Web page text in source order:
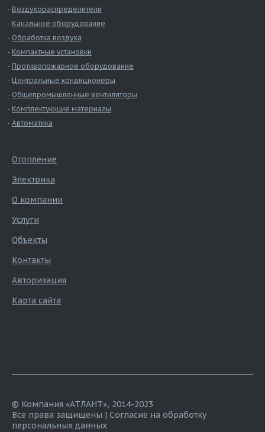
Воздухораспределители
Канальное оборудование
Обработка воздуха
Компактные установки
Противопожарное оборудование
Центральные кондиционеры
Общепромышленные вентиляторы
Комплектующие материалы
Автоматика
Отопление
Электрика
О компании
Услуги
Объекты
Контакты
Авторизация
Карта сайта
© Компания «АТЛАНТ», 2014-2023
Все права защищены | Согласие на обработку
персональных данных